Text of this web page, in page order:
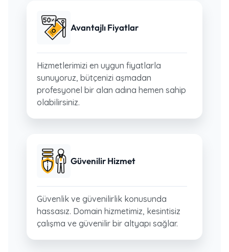
Avantajlı Fiyatlar
Hizmetlerimizi en uygun fiyatlarla
sunuyoruz, bütçenizi aşmadan
profesyonel bir alan adına hemen sahip
olabilirsiniz.
Güvenilir Hizmet
Güvenlik ve güvenilirlik konusunda
hassasız. Domain hizmetimiz, kesintisiz
çalışma ve güvenilir bir altyapı sağlar.